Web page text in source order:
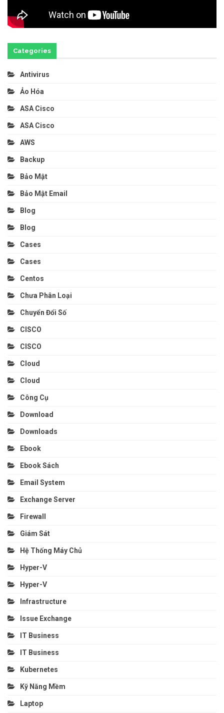
Categories
Antivirus
Ảo Hóa
ASA Cisco
ASA Cisco
AWS
Backup
Bảo Mật
Bảo Mật Email
Blog
Blog
Cases
Cases
Centos
Chưa Phân Loại
Chuyển Đổi Số
CISCO
CISCO
Cloud
Cloud
Công Cụ
Download
Downloads
Ebook
Ebook Sách
Email System
Exchange Server
Firewall
Giám Sát
Hệ Thống Máy Chủ
Hyper-V
Hyper-V
Infrastructure
Issue Exchange
IT Business
IT Business
Kubernetes
Kỹ Năng Mềm
Laptop